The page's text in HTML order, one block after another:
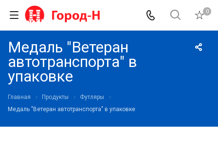
0
Медаль "Ветеран
автотранспорта" в
упаковке
Главная Продукты
Футляры
Медаль "Ветеран автотранспорта" в упаковке